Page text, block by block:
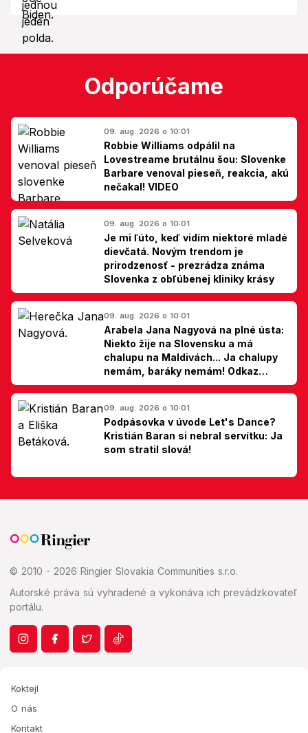
Odporúčame
09. aug. 2026 o 10:01
Robbie Williams odpálil na
Lovestreame brutálnu šou: Slovenke
Barbare venoval pieseň, reakcia, akú
nečakal! VIDEO
09. aug. 2026 o 10:01
Je mi ľúto, keď vidím niektoré mladé
dievčatá. Novým trendom je
prirodzenosť - prezrádza známa
Slovenka z obľúbenej kliniky krásy
09. aug. 2026 o 10:01
Arabela Jana Nagyová na plné ústa:
Niekto žije na Slovensku a má
chalupu na Maldivách... Ja chalupy
nemám, baráky nemám! Odkaz
Slovákom
09. aug. 2026 o 10:01
Podpásovka v úvode Let's Dance?
Kristián Baran si nebral servítku: Ja
som stratil slová!
© 2010 - 2026 Ringier Slovakia Communities s.r.o.
Autorské práva sú vyhradené a vykonáva ich prevádzkovateľ
portálu.
Koktejl
O nás
Kontakt